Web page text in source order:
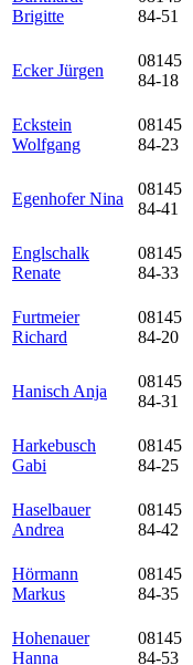
Brigitte
84-51
Ecker Jürgen
08145
84-18
Eckstein
Wolfgang
08145
84-23
Egenhofer Nina
08145
84-41
Englschalk
Renate
08145
84-33
Furtmeier
Richard
08145
84-20
Hanisch Anja
08145
84-31
Harkebusch
Gabi
08145
84-25
Haselbauer
Andrea
08145
84-42
Hörmann
Markus
08145
84-35
Hohenauer
Hanna
08145
84-53